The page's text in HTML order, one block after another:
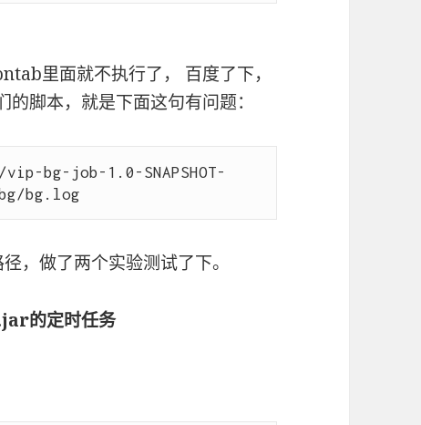
里面就不执行了， 百度了下，
脚本，就是下面这句有问题：
bg-job-1.0-SNAPSHOT-
，做了两个实验测试了下。
的定时任务